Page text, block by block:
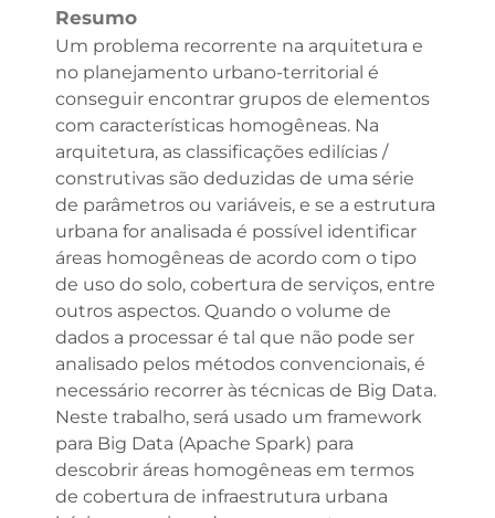
Resumo
Um problema recorrente na arquitetura e
no planejamento urbano-territorial é
conseguir encontrar grupos de elementos
com características homogêneas. Na
arquitetura, as classificações edilícias /
construtivas são deduzidas de uma série
de parâmetros ou variáveis, e se a estrutura
urbana for analisada é possível identificar
áreas homogêneas de acordo com o tipo
de uso do solo, cobertura de serviços, entre
outros aspectos. Quando o volume de
dados a processar é tal que não pode ser
analisado pelos métodos convencionais, é
necessário recorrer às técnicas de Big Data.
Neste trabalho, será usado um framework
para Big Data (Apache Spark) para
descobrir áreas homogêneas em termos
de cobertura de infraestrutura urbana